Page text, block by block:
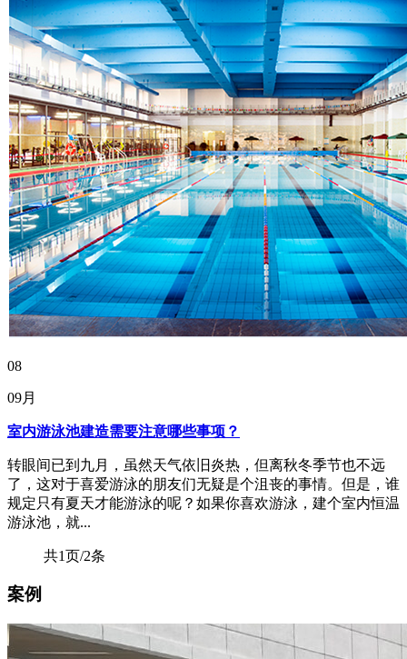
08
09月
室内游泳池建造需要注意哪些事项？
转眼间已到九月，虽然天气依旧炎热，但离秋冬季节也不远
了，这对于喜爱游泳的朋友们无疑是个沮丧的事情。但是，谁
规定只有夏天才能游泳的呢？如果你喜欢游泳，建个室内恒温
游泳池，就...
共1页/2条
案例